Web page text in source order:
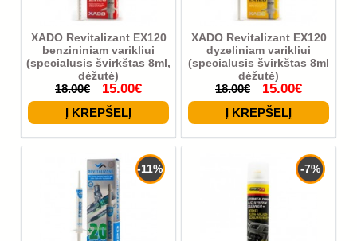
XADO Revitalizant EX120
benzininiam varikliui
(specialusis švirkštas 8ml,
dėžutė)
18.00€ 15.00€
XADO Revitalizant EX120
dyzeliniam varikliui
(specialusis švirkštas 8ml
dėžutė)
18.00€ 15.00€
-11% -7%